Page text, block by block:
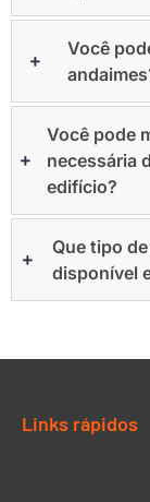
Você
Você pode
necessária
edifício?
Que tipo
disponível
Links rápidos